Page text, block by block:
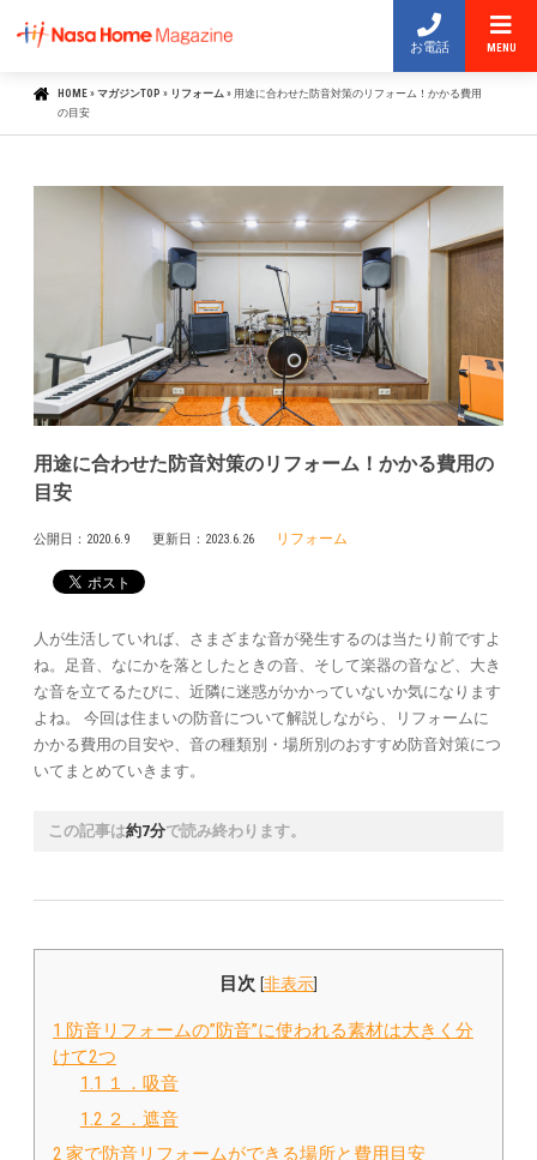
MENU
お電話
HOME » マガジンTOP » リフォーム » 用途に合わせた防音対策のリフォーム！かかる費用
の目安
用途に合わせた防音対策のリフォーム！かかる費用の
目安
公開日： 2020.6.9 更新日： 2023.6.26 リフォーム
人が生活していれば、さまざまな音が発生するのは当たり前ですよ
ね。足音、なにかを落としたときの音、そして楽器の音など、大き
な音を立てるたびに、近隣に迷惑がかかっていないか気になります
よね。 今回は住まいの防音について解説しながら、リフォームに
かかる費用の目安や、音の種類別・場所別のおすすめ防音対策につ
いてまとめていきます。
この記事は約7分で読み終わります。
目次 [非表示]
1 防音リフォームの”防音”に使われる素材は大きく分
けて2つ
1.1 １．吸音
1.2 ２．遮音
2 家で防音リフォームができる場所と費用目安